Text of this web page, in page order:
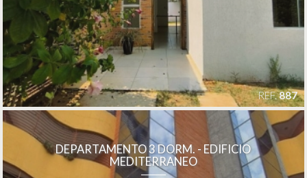
REF.887
DEPARTAMENTO 3 DORM. - EDIFICIO
MEDITERRANEO